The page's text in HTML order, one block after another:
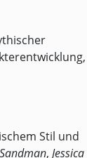
Stil und
Sandman, Jessica